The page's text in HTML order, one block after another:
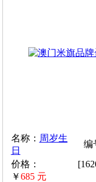
名称： 周岁生
日
编
价格：
￥685 元